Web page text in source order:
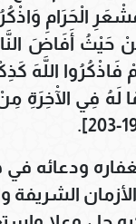
الْحَرَامِ
ثُمَّ أَفِيضُوا مِنْ
مَنَاسِكَكُمْ فَاذْكُرُوا
ودعائه
الشريفة